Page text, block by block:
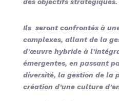
Ils seront confrontés à
complexes, allant de la
d’œuvre hybride à
émergentes, en passant
diversité, la gestion de la
création d’une culture